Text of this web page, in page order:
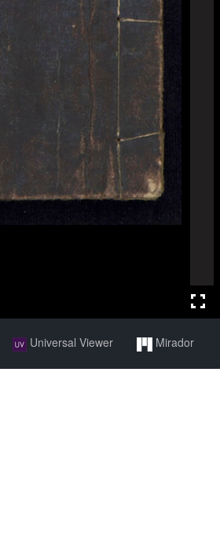
Universal Viewer Mirador